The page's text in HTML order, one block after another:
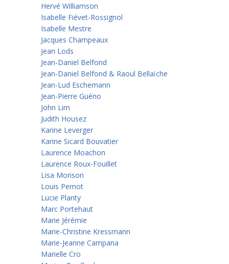
Hervé Williamson
Isabelle Fiévet-Rossignol
Isabelle Mestre
Jacques Champeaux
Jean Lods
Jean-Daniel Belfond
Jean-Daniel Belfond & Raoul Bellaïche
Jean-Lud Eschemann
Jean-Pierre Guéno
John Lim
Judith Housez
Karine Leverger
Karine Sicard Bouvatier
Laurence Moachon
Laurence Roux-Fouillet
Lisa Morison
Louis Pernot
Lucie Planty
Marc Portehaut
Marie Jérémie
Marie-Christine Kressmann
Marie-Jeanne Campana
Marielle Cro